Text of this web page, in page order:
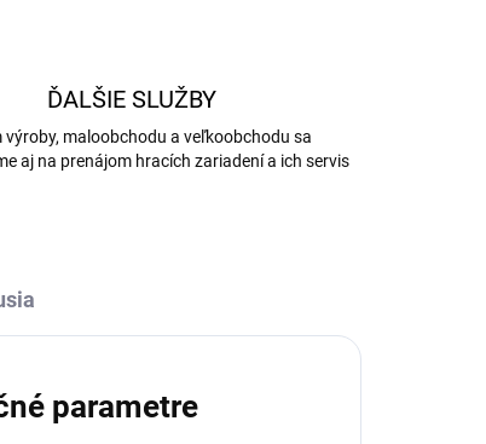
ĎALŠIE SLUŽBY
výroby, maloobchodu a veľkoobchodu sa
aj na prenájom hracích zariadení a ich servis
parametre